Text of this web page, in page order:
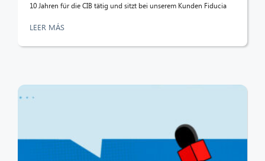
10 Jahren für die CIB tätig und sitzt bei unserem Kunden Fiducia
LEER MÁS